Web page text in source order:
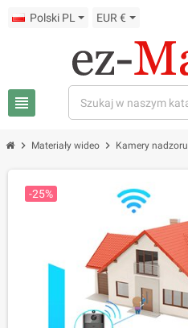
Polski PL EUR €
view_headline
chevron_right Materiały wideo chevron_right Kamery nadzoru
-25%